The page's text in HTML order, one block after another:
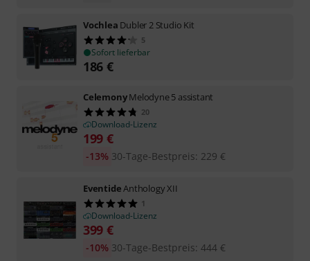
Vochlea Dubler 2 Studio Kit
5
Sofort lieferbar
186 €
CelemonyMelodyne 5 assistant
20
Download-Lizenz
199 €
30-Tage-Bestpreis: 229 €
-13%
EventideAnthology XII
1
Download-Lizenz
399 €
30-Tage-Bestpreis: 444 €
-10%